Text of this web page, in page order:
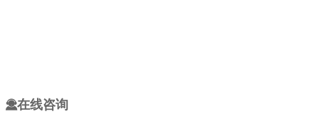
在线咨询